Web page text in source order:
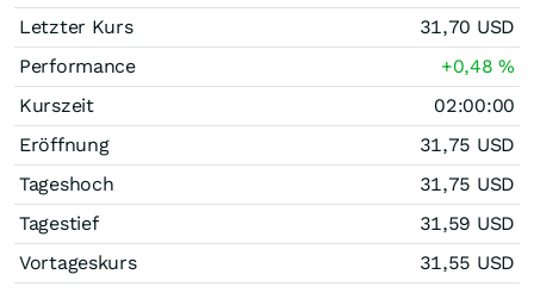
Letzter Kurs
31,70 USD
Performance
+0,48%
Kurszeit
02:00:00
Eröffnung
31,75 USD
Tageshoch
31,75 USD
Tagestief
31,59 USD
Vortageskurs
31,55 USD